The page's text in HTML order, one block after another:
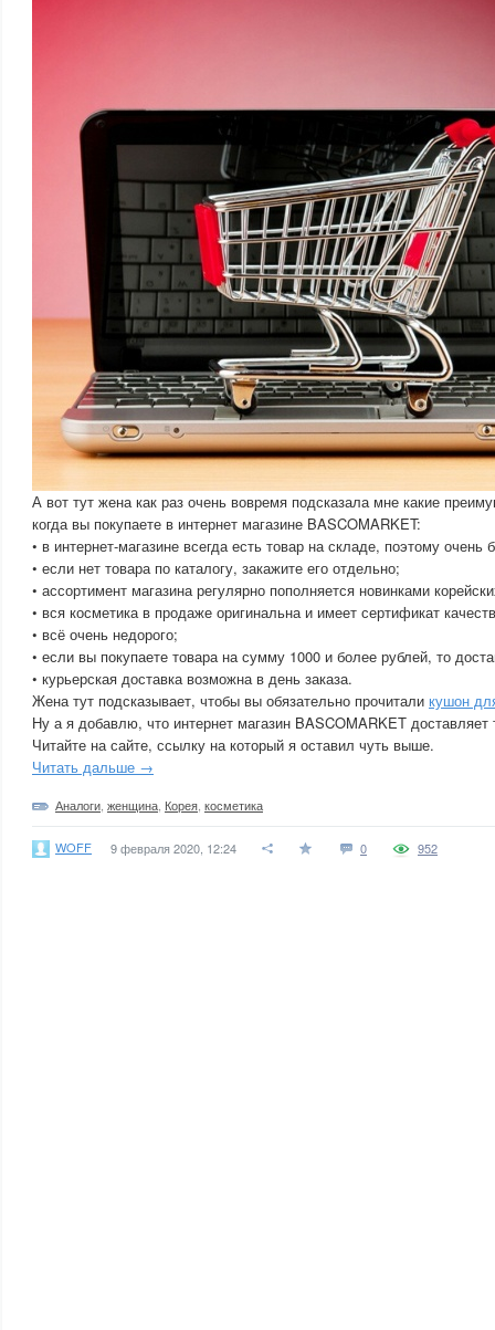
А вот тут жена как раз очень вовремя подсказала мне какие
когда вы покупаете в интернет магазине BASCOMARKET:
• в интернет-магазине всегда есть товар на складе, поэтому
• если нет товара по каталогу, закажите его отдельно;
• ассортимент магазина регулярно пополняется новинками
• вся косметика в продаже оригинальна и имеет сертификат
• всё очень недорого;
• если вы покупаете товара на сумму 1000 и более рублей, то
• курьерская доставка возможна в день заказа.
Жена тут подсказывает, чтобы вы обязательно прочитали кушон
Ну а я добавлю, что интернет магазин BASCOMARKET
Читайте на сайте, ссылку на который я оставил чуть выше.
Читать дальше →
Аналоги женщина Корея косметика
WOFF 9 февраля 2020, 12:24 0 952